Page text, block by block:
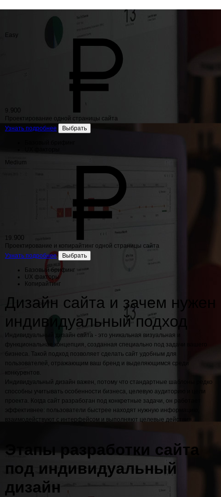
Easy
9 .900
Проектирование одной страницы сайта
Узнать подробнее
Выбрать
Medium
19 .900
Проектирование и копирайтинг одной страницы сайта
Узнать подробнее
Выбрать
Базовый брифинг
UX факторы
Копирайтинг
Дизайн сайта и зачем нужен
индивидуальный подход
Индивидуальный дизайн сайта - это уникальная визуальная и
функциональная концепция, созданная специально под задачи вашего
бизнеса. Такой подход позволяет сделать сайт удобным для
пользователей, отражающим ваш бренд и выделяющимся среди
конкурентов.
Индивидуальный дизайн важен, потому что стандартные шаблоны редко
способны учитывать особенности бизнеса, целевую аудиторию и цели
проекта. Когда сайт разработан под конкретные задачи, он работает
эффективнее: пользователи быстрее находят нужную информацию,
взаимодействуют с интерфейсом и выполняют целевые действия.
Этапы разработки сайта
под индивидуальный
дизайн